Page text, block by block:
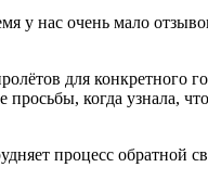
у нас очень мало
для
когда узнала,
процесс обратной